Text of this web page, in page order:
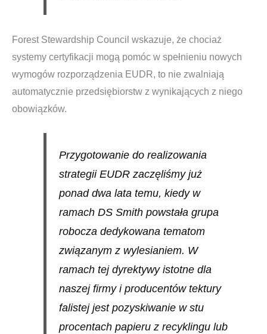
Forest Stewardship Council wskazuje, że chociaż
systemy certyfikacji mogą pomóc w spełnieniu nowych
wymogów rozporządzenia EUDR, to nie zwalniają
automatycznie przedsiębiorstw z wynikających z niego
obowiązków.
Przygotowanie do realizowania
strategii EUDR zaczęliśmy już
ponad dwa lata temu, kiedy w
ramach DS Smith powstała grupa
robocza dedykowana tematom
związanym z wylesianiem. W
ramach tej dyrektywy istotne dla
naszej firmy i producentów tektury
falistej jest pozyskiwanie w stu
procentach papieru z recyklingu lub